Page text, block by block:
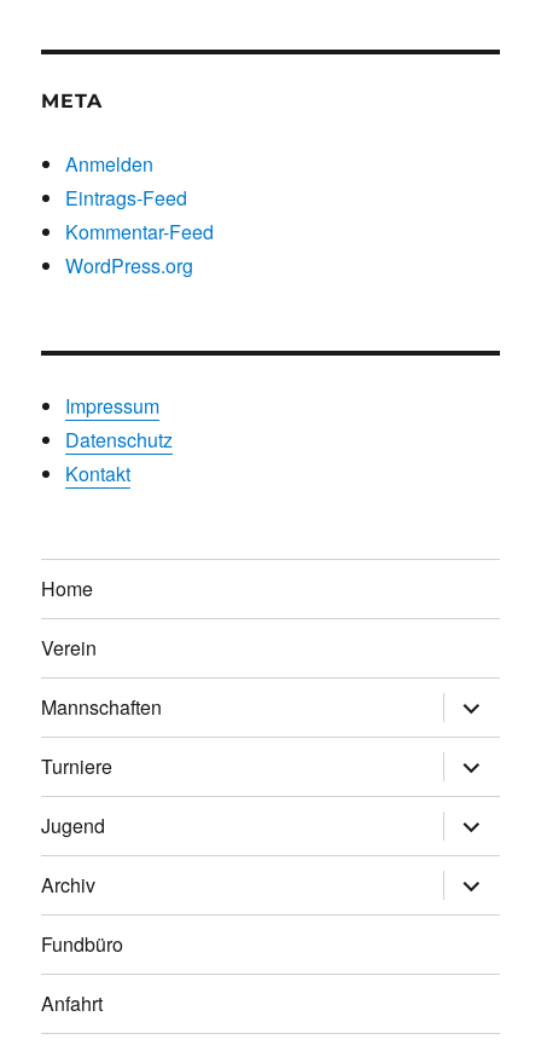
META
Anmelden
Eintrags-Feed
Kommentar-Feed
WordPress.org
Impressum
Datenschutz
Kontakt
Home
Verein
Mannschaften
anzeigen
Turniere
anzeigen
Jugend
anzeigen
Archiv
anzeigen
Fundbüro
Anfahrt